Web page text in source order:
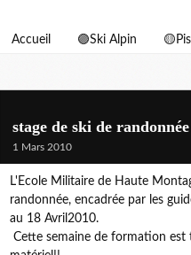
Accueil 🟣Ski Alpin
stage de ski de randonnée
1 Mars 2010
L'Ecole Militaire de Haute
randonnée, encadrée par les
au 18 Avril2010.
Cette semaine de formation